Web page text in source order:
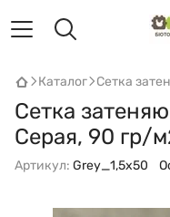
Каталог Сетка
Сетка
Серая, 90 гр/
Артикул: Grey_1,5х50